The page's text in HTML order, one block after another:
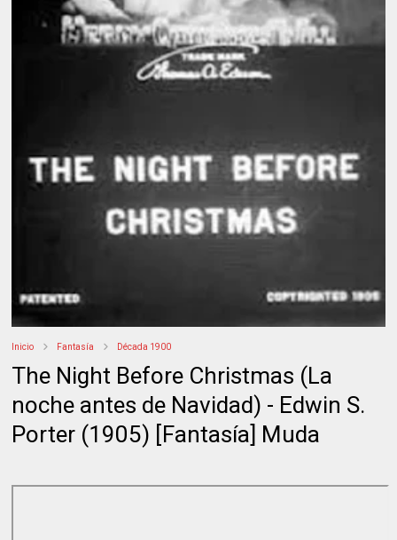
Inicio Fantasía Década 1900
The Night Before Christmas (La
noche antes de Navidad) - Edwin S.
Porter (1905) [Fantasía] Muda